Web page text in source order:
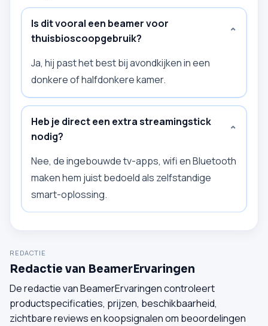
Is dit vooral een beamer voor
thuisbioscoopgebruik?
⌄
Ja, hij past het best bij avondkijken in een
donkere of halfdonkere kamer.
Heb je direct een extra streamingstick
nodig?
⌄
Nee, de ingebouwde tv-apps, wifi en Bluetooth
maken hem juist bedoeld als zelfstandige
smart-oplossing.
REDACTIE
Redactie van BeamerErvaringen
De redactie van BeamerErvaringen controleert
productspecificaties, prijzen, beschikbaarheid,
zichtbare reviews en koopsignalen om beoordelingen